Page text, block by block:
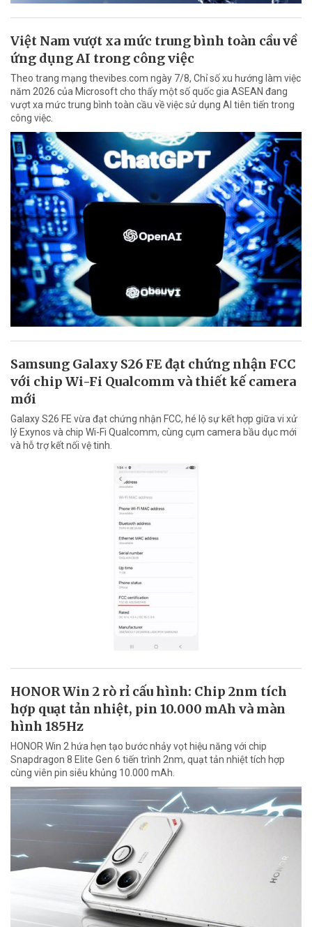
Việt Nam vượt xa mức trung bình toàn cầu về
ứng dụng AI trong công việc
Theo trang mạng thevibes.com ngày 7/8, Chỉ số xu hướng làm việc
năm 2026 của Microsoft cho thấy một số quốc gia ASEAN đang
vượt xa mức trung bình toàn cầu về việc sử dụng AI tiên tiến trong
công việc.
Samsung Galaxy S26 FE đạt chứng nhận FCC
với chip Wi-Fi Qualcomm và thiết kế camera
mới
Galaxy S26 FE vừa đạt chứng nhận FCC, hé lộ sự kết hợp giữa vi xử
lý Exynos và chip Wi-Fi Qualcomm, cùng cụm camera bầu dục mới
và hỗ trợ kết nối vệ tinh.
HONOR Win 2 rò rỉ cấu hình: Chip 2nm tích
hợp quạt tản nhiệt, pin 10.000 mAh và màn
hình 185Hz
HONOR Win 2 hứa hẹn tạo bước nhảy vọt hiệu năng với chip
Snapdragon 8 Elite Gen 6 tiến trình 2nm, quạt tản nhiệt tích hợp
cùng viên pin siêu khủng 10.000 mAh.